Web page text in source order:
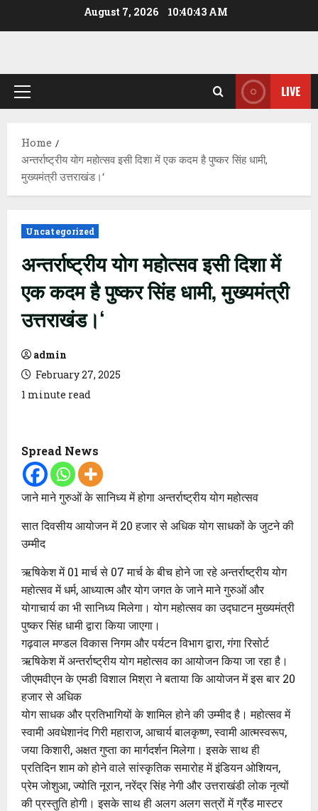
August 7, 2026 10:40:44 AM
Primary
LIVE
Home
अन्तर्राष्ट्रीय योग महोत्सव इसी दिशा में एक कदम है पुष्कर सिंह धामी,
मुख्यमंत्री उत्तराखंड।‘
Uncategorized
अन्तर्राष्ट्रीय योग महोत्सव इसी दिशा में
एक कदम है पुष्कर सिंह धामी, मुख्यमंत्री
उत्तराखंड।‘
admin
February 27, 2025
1 minute read
Spread News
जाने माने गुरुओं के सानिध्य में होगा अन्तर्राष्ट्रीय योग महोत्सव
सात दिवसीय आयोजन में 20 हजार से अधिक योग साधकों के जुटने की
उम्मीद
ऋषिकेश में 01 मार्च से 07 मार्च के बीच होने जा रहे अन्तर्राष्ट्रीय योग
महोत्सव में धर्म, आध्यात्म और योग जगत के जाने माने गुरुओं और
योगाचार्य का भी सानिध्य मिलेगा। योग महोत्सव का उद्घाटन मुख्यमंत्री
पुष्कर सिंह धामी द्वारा किया जाएगा।
गढ़वाल मण्डल विकास निगम और पर्यटन विभाग द्वारा, गंगा रिसोर्ट
ऋषिकेश में अन्तर्राष्ट्रीय योग महोत्सव का आयोजन किया जा रहा है।
जीएमवीएन के एमडी विशाल मिश्रा ने बताया कि आयोजन में इस बार 20
हजार से अधिक
योग साधक और प्रतिभागियों के शामिल होने की उम्मीद है। महोत्सव में
स्वामी अवधेशानंद गिरी महाराज, आचार्य बालकृष्ण, स्वामी आत्मस्वरूप,
जया किशारी, अक्षत गुप्ता का मार्गदर्शन मिलेगा। इसके साथ ही
प्रतिदिन शाम को होने वाले सांस्कृतिक समारोह में इंडियन ओशियन,
प्रेम जोशुआ, ज्योति नूरान, नरेंद्र सिंह नेगी और उत्तराखंडी लोक नृत्यों
की प्रस्तुति होगी। इसके साथ ही अलग अलग सत्रों में ग्रैंड मास्टर